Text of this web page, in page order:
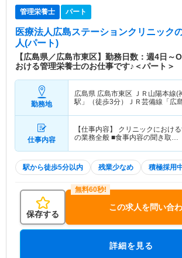
管理栄養士 パート
医療法人広島ステーションクリニック
人(パート)
【広島県／広島市東区】勤務日数：週4日
おける管理栄養士のお仕事です♪＜パート＞
勤務地
広島県 広島市東区 ＪＲ山陽本線(
駅」（徒歩3分）ＪＲ芸備線「広
仕事内容
【仕事内容】 クリニックにおけ
の業務全般 ■食事内容の聞き取…
駅から徒歩5分以内 残業少なめ 積極採用
保存する
この求人を問い合
詳細を見る